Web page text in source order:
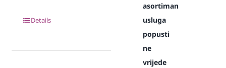
Details
asortiman
usluga
popusti
ne
vrijede